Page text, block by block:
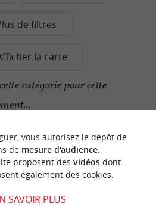
de filtres
la carte
catégorie pour cette
n
o
t
r
e
c
o
u
p
d
e
c
o
e
u
r
vous autorisez le dépôt de
de mesure d'audience.
proposent des vidéosdont
également des cookies.
SAVOIR PLUS